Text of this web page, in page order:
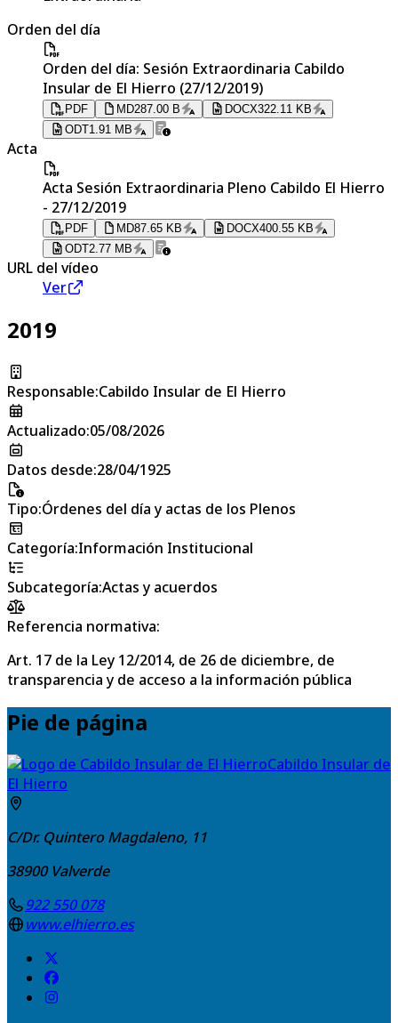
Orden del día
Orden del día: Sesión Extraordinaria Cabildo
Insular de El Hierro (27/12/2019)
PDF MD287.00 B DOCX322.11 KB
ODT1.91 MB
Acta
Acta Sesión Extraordinaria Pleno Cabildo El Hierro
- 27/12/2019
PDF MD87.65 KB DOCX400.55 KB
ODT2.77 MB
URL del vídeo
Ver
2019
Responsable:Cabildo Insular de El Hierro
Actualizado:05/08/2026
Datos desde:28/04/1925
Tipo:Órdenes del día y actas de los Plenos
Categoría:Información Institucional
Subcategoría:Actas y acuerdos
Referencia normativa:
Art. 17 de la Ley 12/2014, de 26 de diciembre, de
transparencia y de acceso a la información pública
Pie de página
Cabildo Insular de
El Hierro
C/Dr. Quintero Magdaleno, 11
38900 Valverde
922 550 078
www.elhierro.es